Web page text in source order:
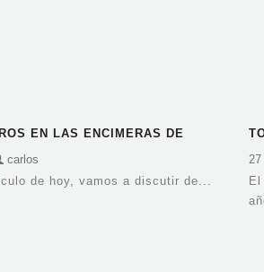
EN LAS ENCIMERAS DE
carlos
de hoy, vamos a discutir de...
27